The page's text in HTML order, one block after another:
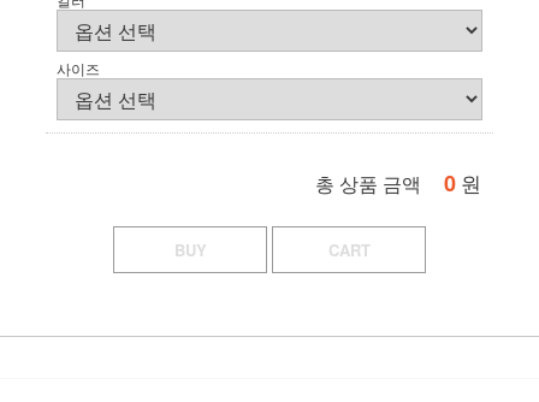
사이즈
총 상품 금액 0 원
BUY CART